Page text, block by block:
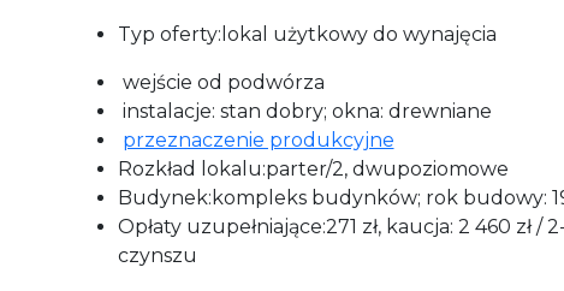
Typ oferty:lokal użytkowy do wynajęcia
wejście od podwórza
instalacje: stan dobry; okna: drewniane
przeznaczenie produkcyjne
Rozkład lokalu:parter/2, dwupoziomowe
Budynek:kompleks budynków; rok budowy:
Opłaty uzupełniające:271 zł, kaucja: 2 460 zł /
czynszu